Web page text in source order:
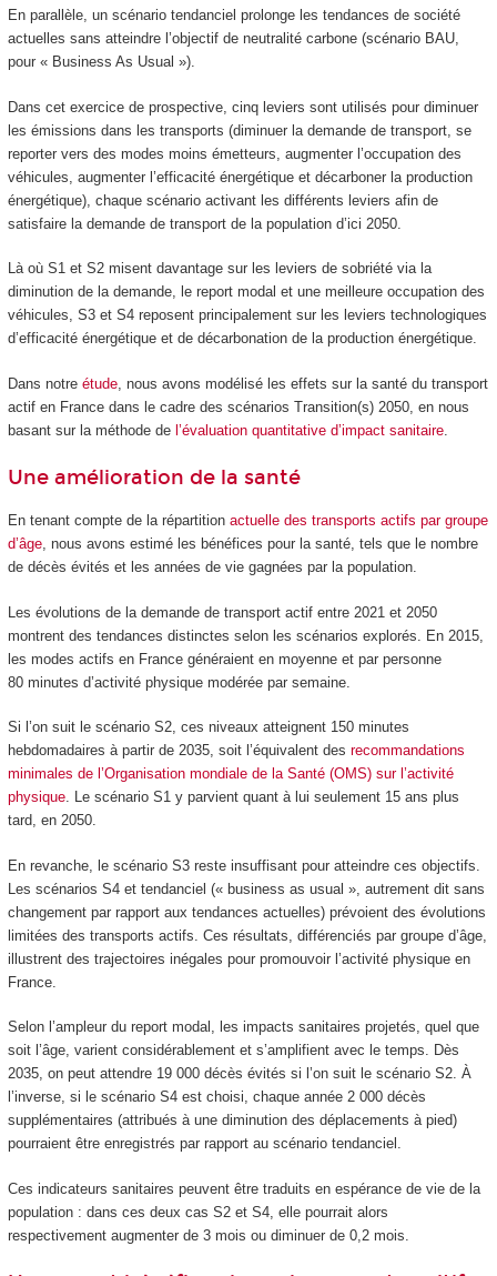
En parallèle, un scénario tendanciel prolonge les tendances de société
actuelles sans atteindre l’objectif de neutralité carbone (scénario BAU,
pour « Business As Usual »).
Dans cet exercice de prospective, cinq leviers sont utilisés pour diminuer
les émissions dans les transports (diminuer la demande de transport, se
reporter vers des modes moins émetteurs, augmenter l’occupation des
véhicules, augmenter l’efficacité énergétique et décarboner la production
énergétique), chaque scénario activant les différents leviers afin de
satisfaire la demande de transport de la population d’ici 2050.
Là où S1 et S2 misent davantage sur les leviers de sobriété via la
diminution de la demande, le report modal et une meilleure occupation des
véhicules, S3 et S4 reposent principalement sur les leviers technologiques
d’efficacité énergétique et de décarbonation de la production énergétique.
Dans notre étude, nous avons modélisé les effets sur la santé du transport
actif en France dans le cadre des scénarios Transition(s) 2050, en nous
basant sur la méthode de l’évaluation quantitative d’impact sanitaire.
Une amélioration de la santé
En tenant compte de la répartition actuelle des transports actifs par groupe
d’âge, nous avons estimé les bénéfices pour la santé, tels que le nombre
de décès évités et les années de vie gagnées par la population.
Les évolutions de la demande de transport actif entre 2021 et 2050
montrent des tendances distinctes selon les scénarios explorés. En 2015,
les modes actifs en France généraient en moyenne et par personne
80 minutes d’activité physique modérée par semaine.
Si l’on suit le scénario S2, ces niveaux atteignent 150 minutes
hebdomadaires à partir de 2035, soit l’équivalent des recommandations
minimales de l’Organisation mondiale de la Santé (OMS) sur l’activité
physique. Le scénario S1 y parvient quant à lui seulement 15 ans plus
tard, en 2050.
En revanche, le scénario S3 reste insuffisant pour atteindre ces objectifs.
Les scénarios S4 et tendanciel (« business as usual », autrement dit sans
changement par rapport aux tendances actuelles) prévoient des évolutions
limitées des transports actifs. Ces résultats, différenciés par groupe d’âge,
illustrent des trajectoires inégales pour promouvoir l’activité physique en
France.
Selon l’ampleur du report modal, les impacts sanitaires projetés, quel que
soit l’âge, varient considérablement et s’amplifient avec le temps. Dès
2035, on peut attendre 19 000 décès évités si l’on suit le scénario S2. À
l’inverse, si le scénario S4 est choisi, chaque année 2 000 décès
supplémentaires (attribués à une diminution des déplacements à pied)
pourraient être enregistrés par rapport au scénario tendanciel.
Ces indicateurs sanitaires peuvent être traduits en espérance de vie de la
population : dans ces deux cas S2 et S4, elle pourrait alors
respectivement augmenter de 3 mois ou diminuer de 0,2 mois.